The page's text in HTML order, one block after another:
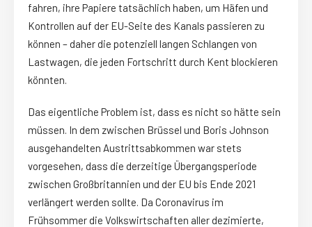
fahren, ihre Papiere tatsächlich haben, um Häfen und
Kontrollen auf der EU-Seite des Kanals passieren zu
können – daher die potenziell langen Schlangen von
Lastwagen, die jeden Fortschritt durch Kent blockieren
könnten.
Das eigentliche Problem ist, dass es nicht so hätte sein
müssen. In dem zwischen Brüssel und Boris Johnson
ausgehandelten Austrittsabkommen war stets
vorgesehen, dass die derzeitige Übergangsperiode
zwischen Großbritannien und der EU bis Ende 2021
verlängert werden sollte. Da Coronavirus im
Frühsommer die Volkswirtschaften aller dezimierte,